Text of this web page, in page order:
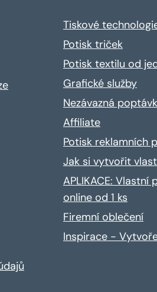
Tiskové
Potisk triček
Potisk textilu od
Grafické služby
Nezávazná
Affiliate
Potisk reklamních
Jak si vytvořit
APLIKACE: Vlastní
online od 1 ks
Firemní oblečení
Inspirace -